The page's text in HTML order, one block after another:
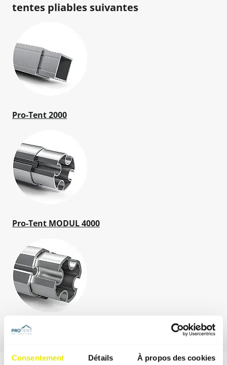
Consentement Détails À propos des cookies
tentes pliables suivantes
Pro-Tent 2000
Pro-Tent MODUL 4000
Pro-Tent 5000